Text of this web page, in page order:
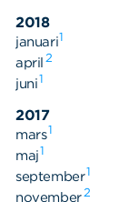
2018
januari1
april 2
juni1
2017
mars1
maj1
september1
november2
Sök på sidan: